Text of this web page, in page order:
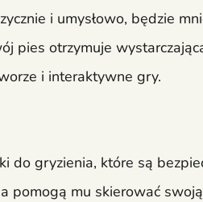
i umysłowo, będzie
pies otrzymuje
i interaktywne gry.
do gryzienia, które są
pomogą mu skierować